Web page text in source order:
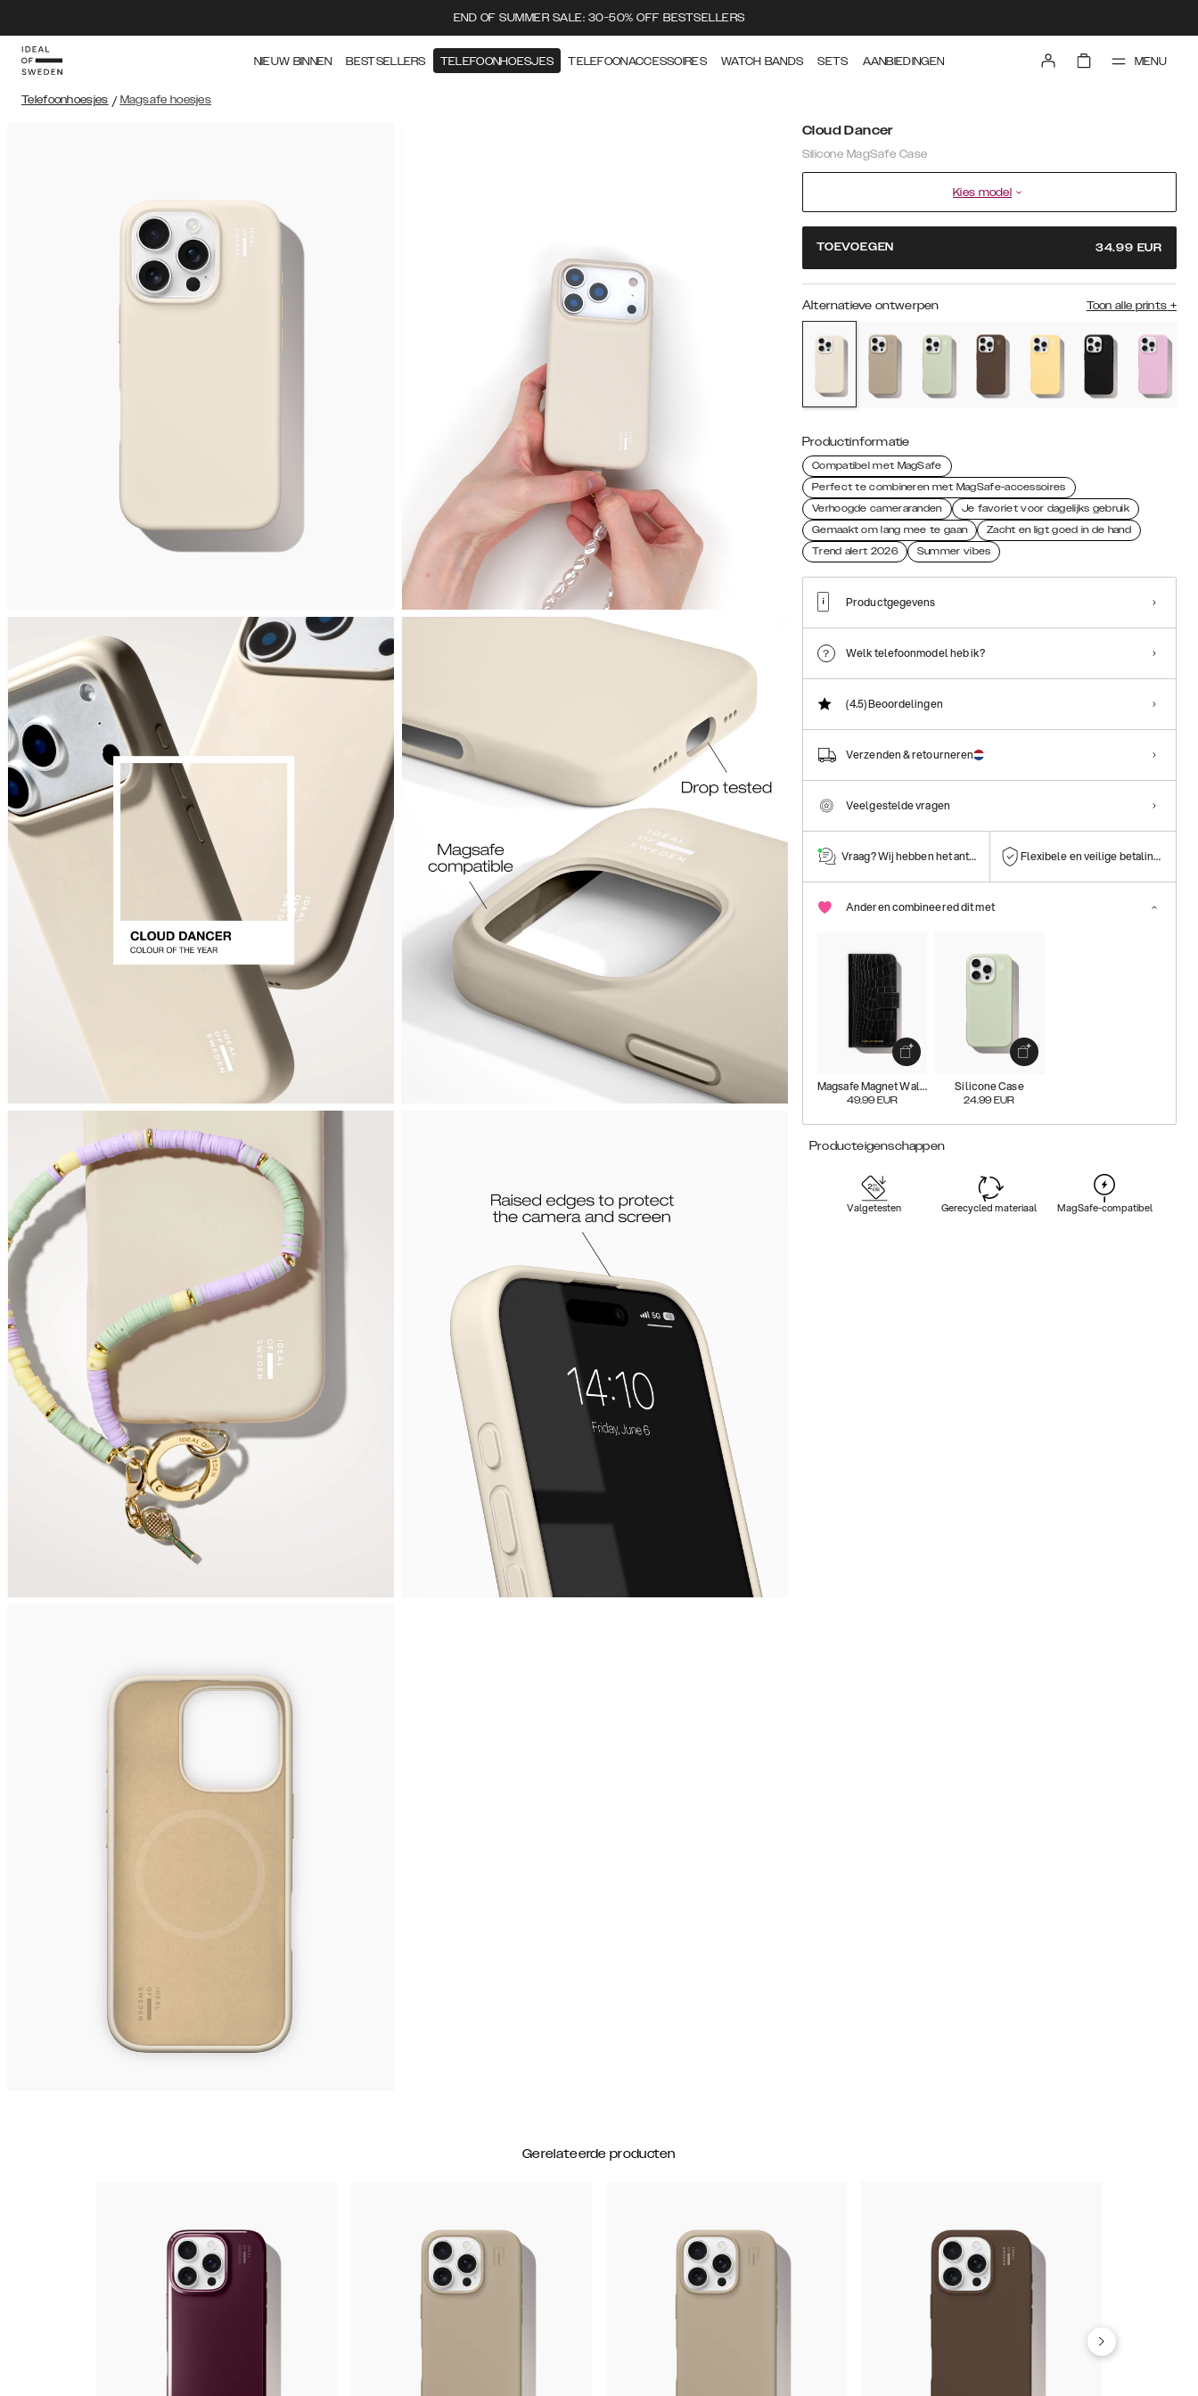
END OF SUMMER SALE: 30-50% OFF BESTSELLERS
NIEUW BINNEN BESTSELLERS TELEFOONHOESJES TELEFOONACCESSOIRES WATCH BANDS SETS AANBIEDINGEN MENU
Telefoonhoesjes / Magsafe hoesjes
Cloud Dancer
Silicone MagSafe Case
Kies model
TOEVOEGEN 34.99 EUR
Alternatieve ontwerpen Toon alle prints +
Productinformatie
Compatibel met MagSafe
Perfect te combineren met MagSafe-accessoires
Verhoogde cameraranden
Je favoriet voor dagelijks gebruik
Gemaakt om lang mee te gaan
Zacht en ligt goed in de hand
Trend alert 2026
Summer vibes
Productgegevens
Welk telefoonmodel heb ik?
(4.5)Beoordelingen
Verzenden & retourneren
Veelgestelde vragen
Vraag? Wij hebben het antwoord! Flexibele en veilige betalingen
Anderen combineered dit met
Magsafe Magnet Wallet+
49.99 EUR
Silicone Case
24.99 EUR
Producteigenschappen
Valgetesten Gerecycled materiaal MagSafe-compatibel
Gerelateerde producten